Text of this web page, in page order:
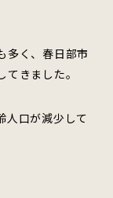
多く、春日部市
きました。
人口が減少して